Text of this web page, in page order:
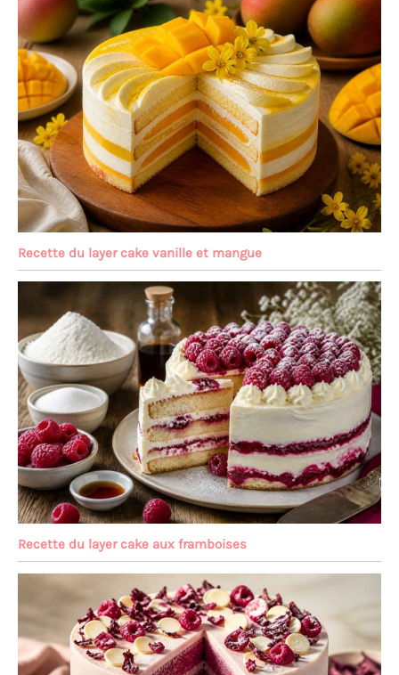
Recette du layer cake vanille et mangue
Recette du layer cake aux framboises